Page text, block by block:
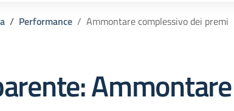
Performance Ammontare complessivo dei premi